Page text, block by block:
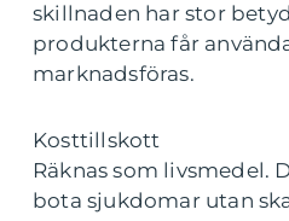
skillnaden har stor
produkterna får
marknadsföras.
Kosttillskott
Räknas som livsmedel.
bota sjukdomar utan